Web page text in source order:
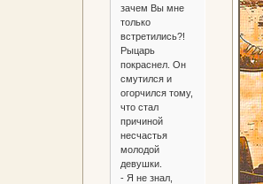
зачем Вы мне
только
встретились?!
Рыцарь
покраснел. Он
смутился и
огорчился тому,
что стал
причиной
несчастья
молодой
девушки.
- Я не знал,